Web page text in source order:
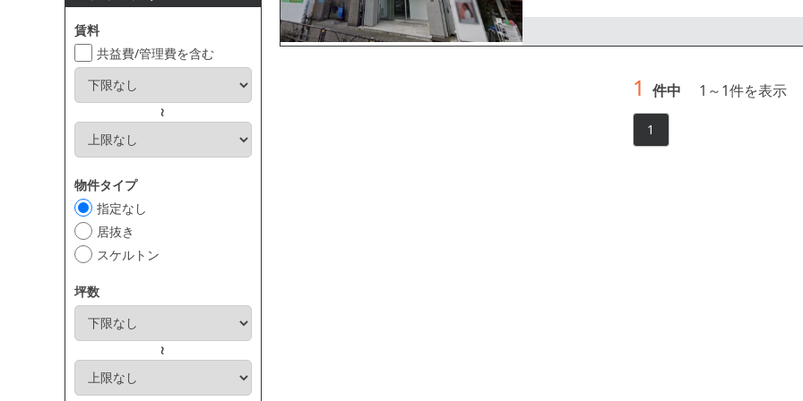
賃料
共益費/管理費を含む
～
物件タイプ
指定なし
居抜き
スケルトン
坪数
～
1 件中 1 ～1件を表示
1